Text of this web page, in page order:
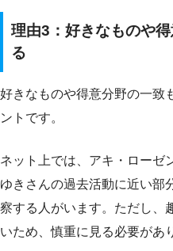
理由3：好きなものや
る
好きなものや得意分野の一致
ントです。
ネット上では、アキ・ローゼ
ゆきさんの過去活動に近い部
察する人がいます。ただし、
いため、慎重に見る必要があ